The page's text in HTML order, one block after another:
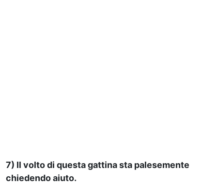
7) Il volto di questa gattina sta palesemente
chiedendo aiuto.